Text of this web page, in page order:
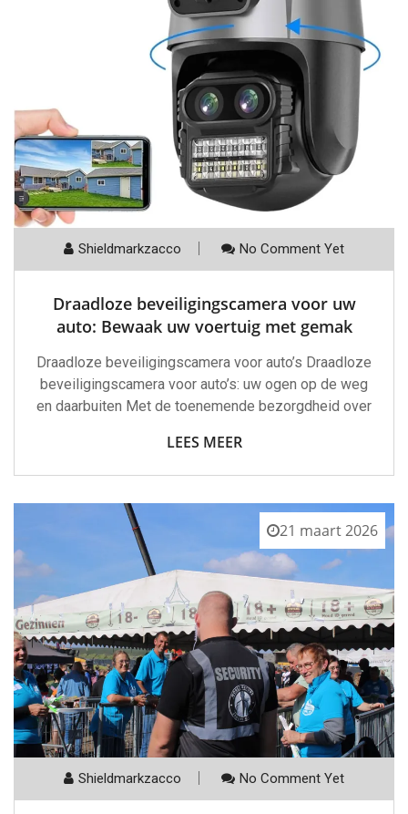
Shieldmarkzacco No Comment Yet
Draadloze beveiligingscamera voor uw
auto: Bewaak uw voertuig met gemak
Draadloze beveiligingscamera voor auto’s Draadloze
beveiligingscamera voor auto’s: uw ogen op de weg
en daarbuiten Met de toenemende bezorgdheid over
LEES MEER
21 maart 2026
Shieldmarkzacco No Comment Yet